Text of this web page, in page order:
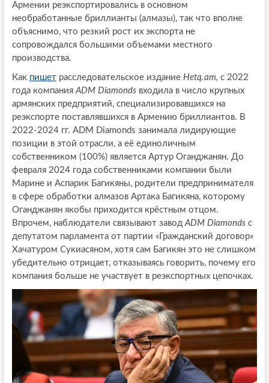
Армении реэкспортировались в основном
необработанные бриллианты (алмазы), так что вполне
объяснимо, что резкий рост их экспорта не
сопровождался большими объемами местного
производства.
Как пишетрасследовательское издание Hetq.am, с 2022
года компанияADM Diamonds входила в число крупных
армянских предприятий, специализировавшихся на
реэкспорте поставлявшихся в Армению бриллиантов. В
2022-2024 гг. ADM Diamonds занимала лидирующие
позиции в этой отрасли, а её единоличным
собственником (100%) является Артур Оганджанян. До
февраля 2024 года собственниками компании были
Марине и Аспарик Багикяны, родители предпринимателя
в сфере обработки алмазов Артака Багикяна, которому
Оганджанян якобы приходится крёстным отцом.
Впрочем, наблюдатели связывают заводADM Diamondsс
депутатом парламента от партии «Гражданский договор»
Хачатуром Сукиасяном, хотя сам Багикян это не слишком
убедительно отрицает, отказываясь говорить, почему его
компания больше не участвует в реэкспортных цепочках.